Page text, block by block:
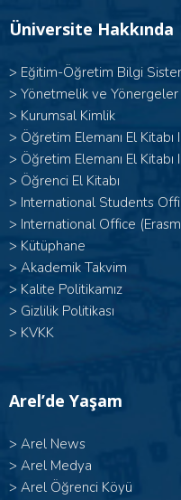
Üniversite Hakkında
> Eğitim-Öğretim Bilgi
> Yönetmelik ve Yönergeler
> Kurumsal Kimlik
> Öğretim Elemanı El Kitabı I
> Öğretim Elemanı El Kitabı II
> Öğrenci El Kitabı
> International Students
> International Office
> Kütüphane
> Akademik Takvim
> Kalite Politikamız
> Gizlilik Politikası
> KVKK
Arel’de Yaşam
> Arel News
> Arel Medya
> Arel Öğrenci Köyü